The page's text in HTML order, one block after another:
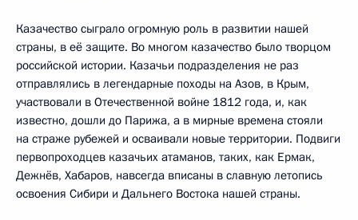
Казачество сыграло огромную роль в развитии нашей
страны, в её защите. Во многом казачество было творцом
российской истории. Казачьи подразделения не раз
отправлялись в легендарные походы на Азов, в Крым,
участвовали в Отечественной войне 1812 года, и, как
известно, дошли до Парижа, а в мирные времена стояли
на страже рубежей и осваивали новые территории. Подвиги
первопроходцев казачьих атаманов, таких, как Ермак,
Дежнёв, Хабаров, навсегда вписаны в славную летопись
освоения Сибири и Дальнего Востока нашей страны.